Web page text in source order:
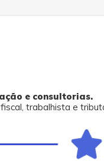
e consultorias.
trabalhista e